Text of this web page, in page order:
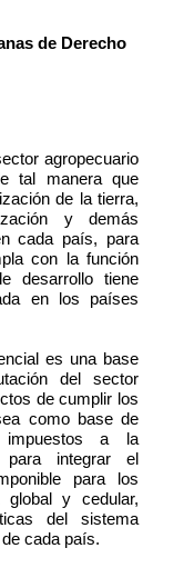
de Derecho
agropecuario
tal manera que
de la tierra,
y demás
cada país, para
con la función
desarrollo tiene
en los países
es una base
del sector
de cumplir los
como base de
a la
integrar el
para los
y cedular,
del sistema
cada país.